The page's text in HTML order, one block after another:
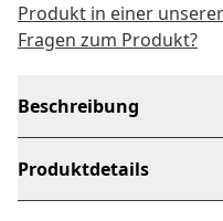
Produkt in einer
Fragen zum Produkt?
Beschreibung
Produktdetails